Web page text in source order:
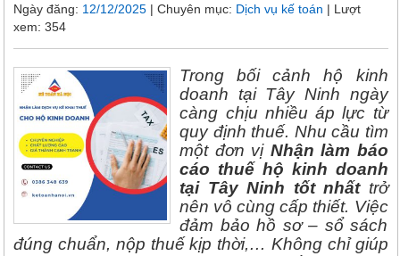
Ngày đăng: 12/12/2025 | Chuyên mục: Dịch vụ kế toán | Lượt
xem: 354
Trong bối cảnh hộ kinh
doanh tại Tây Ninh ngày
càng chịu nhiều áp lực từ
quy định thuế. Nhu cầu tìm
một đơn vị Nhận làm báo
cáo thuế hộ kinh doanh
tại Tây Ninh tốt nhấttrở
nên vô cùng cấp thiết. Việc
đảm bảo hồ sơ – sổ sách
đúng chuẩn, nộp thuế kịp thời,… Không chỉ giúp